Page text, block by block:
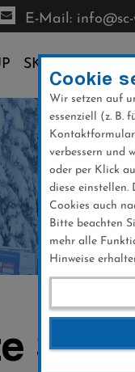
E-Mail:
SKI-CLUB
Ski-
Cookie
Wir setzen auf
essenziell (z. B.
verbessern und
oder per Klick
diese einstellen.
Cookies auch
Bitte beachten
mehr alle
Hinweise